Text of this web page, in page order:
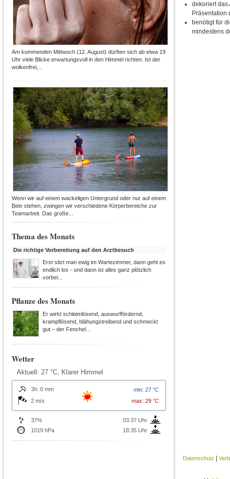
Am kommenden Mittwoch (12. August) dürften sich ab etwa 19
Uhr viele Blicke erwartungsvoll in den Himmel richten. Ist der
wolkenfrei,...
Wenn wir auf einem wackeligen Untergrund oder nur auf einem
Bein stehen, zwingen wir verschiedene Körperbereiche zur
Teamarbeit. Das große...
Thema des Monats
Die richtige Vorbereitung auf den Arztbesuch
Erst sitzt man ewig im Wartezimmer, dann geht es
endlich los - und dann ist alles ganz plötzlich
vorbei...
Pflanze des Monats
Er wirkt schleimlösend, auswurffördernd,
krampflösend, blähungstreibend und schmeckt
gut – der Fenchel...
Wetter
Aktuell: 27 °C, Klarer Himmel
3h: 0 mm
2 m/s
min: 27 °C
max: 29 °C
37%
03:37 Uhr
1019 hPa
18:35 Uhr
dekoriert das
Präsentation
benötigt für
mindestens
Datenschutz |